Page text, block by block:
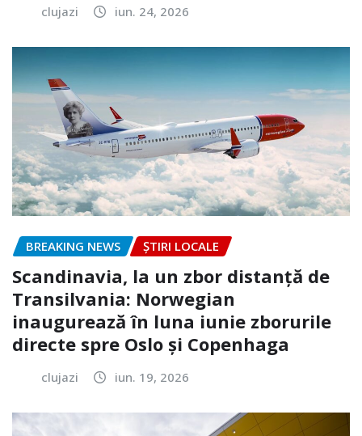
clujazi iun. 24, 2026
BREAKING NEWS ȘTIRI LOCALE
Scandinavia, la un zbor distanță de
Transilvania: Norwegian
inaugurează în luna iunie zborurile
directe spre Oslo și Copenhaga
clujazi iun. 19, 2026